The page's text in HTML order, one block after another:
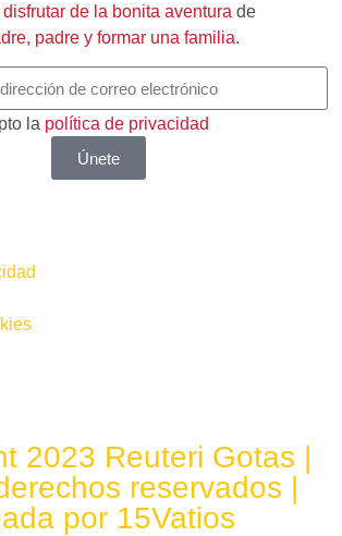
disfrutar de la bonita aventura de
padre y formar una familia.
la política de privacidad
Únete
2023 Reuteri Gotas |
reservados |
por 15Vatios